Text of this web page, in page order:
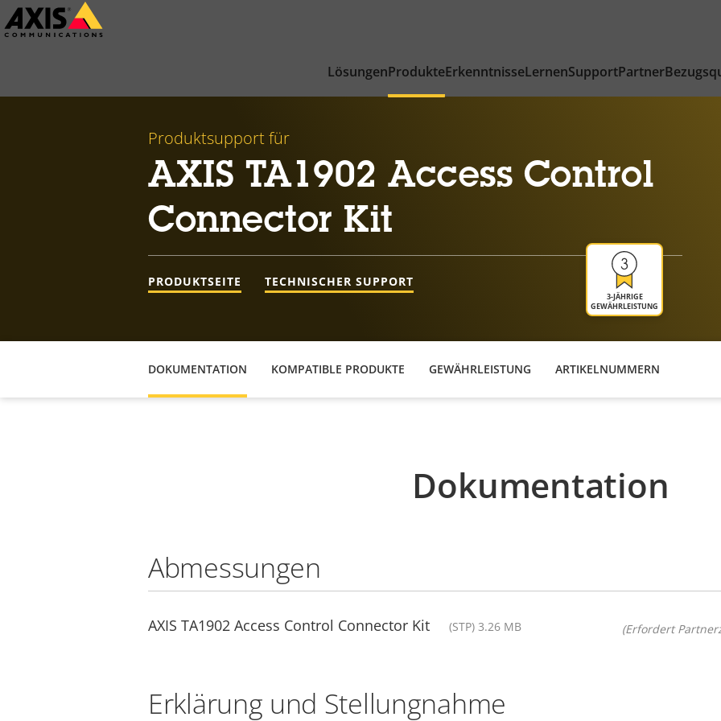
Zum
Hauptinhalt
LösungenProdukteErkenntnisseLernenSupportPartner
Produktsupport für
AXIS TA1902 Access Control
Connector Kit
3-JÄHRIGE
GEWÄHRLEISTUNG
PRODUKTSEITE TECHNISCHER SUPPORT
DOKUMENTATION KOMPATIBLE PRODUKTE GEWÄHRLEISTUNG ARTIKELNUMMERN
Dokumentation
Abmessungen
AXIS TA1902 Access Control Connector Kit (STP) 3.26 MB (Erfordert
Erklärung und Stellungnahme